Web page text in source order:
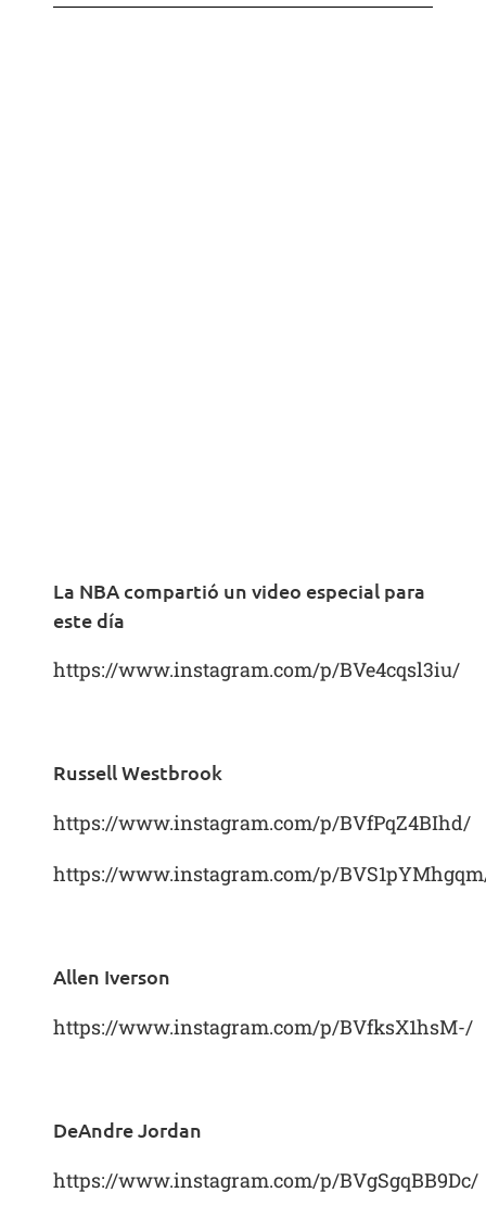
La NBA compartió un video especial para
este día
https://www.instagram.com/p/BVe4cqsl3iu/
Russell Westbrook
https://www.instagram.com/p/BVfPqZ4BIhd/
https://www.instagram.com/p/
Allen Iverson
https://www.instagram.com/p/BVfksX1hsM-/
DeAndre Jordan
https://www.instagram.com/p/BVgSgqBB9Dc/